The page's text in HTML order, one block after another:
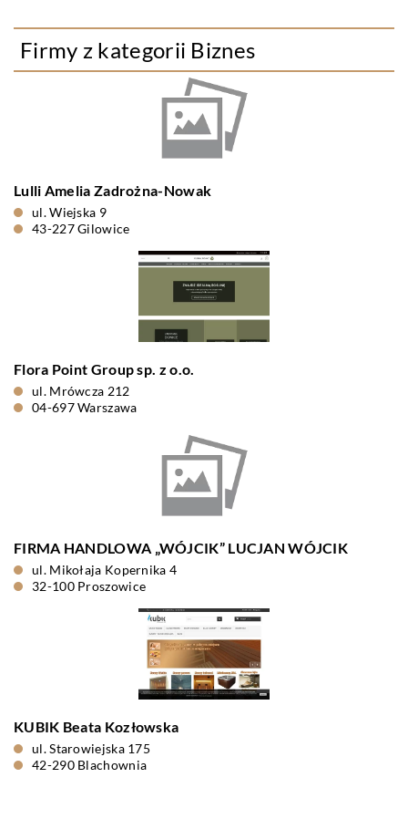
Firmy z kategorii Biznes
Lulli Amelia Zadrożna-Nowak
ul. Wiejska 9
43-227 Gilowice
Flora Point Group sp. z o.o.
ul. Mrówcza 212
04-697 Warszawa
FIRMA HANDLOWA „WÓJCIK” LUCJAN WÓJCIK
ul. Mikołaja Kopernika 4
32-100 Proszowice
KUBIK Beata Kozłowska
ul. Starowiejska 175
42-290 Blachownia